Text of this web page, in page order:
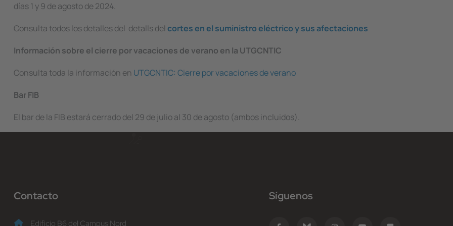
días 1 y 9 de agosto de 2024.
Consulta todos los detalles del detalls del cortes en el suministro eléctrico y sus afectaciones
Información sobre el cierre por vacaciones de verano en la UTGCNTIC
Consulta toda la información en UTGCNTIC: Cierre por vacaciones de verano
Bar FIB
El bar de la FIB estará cerrado del 29 de julio al 30 de agosto (ambos incluidos).
Contacto
Edificio B6 del Campus Nord
Síguenos